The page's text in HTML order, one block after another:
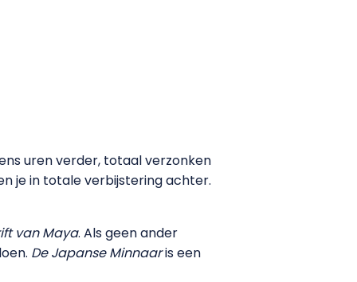
uren verder, totaal verzonken
je in totale verbijstering achter.
van Maya. Als geen ander
De Japanse Minnaaris een